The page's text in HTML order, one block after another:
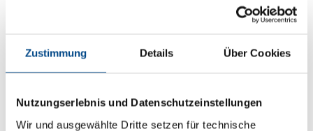
Zustimmung Details Über Cookies
Nutzungserlebnis und Datenschutzeinstellungen
Wir und ausgewählte Dritte setzen für technische
Planung der Probenahmen, Wegstrecken kurz und
Beitrag zum Umweltschutz zu leisten. Unabhängig